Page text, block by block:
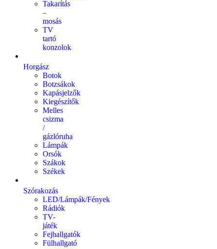
Takarítás
–
mosás
TV
tartó
konzolok
Horgász
Botok
Botzsákok
Kapásjelzők
Kiegészítők
Melles
csizma
/
gázlóruha
Lámpák
Orsók
Szákok
Székek
Szórakozás
LED/Lámpák/Fények
Rádiók
TV-
játék
Fejhallgatók
Fülhallgató